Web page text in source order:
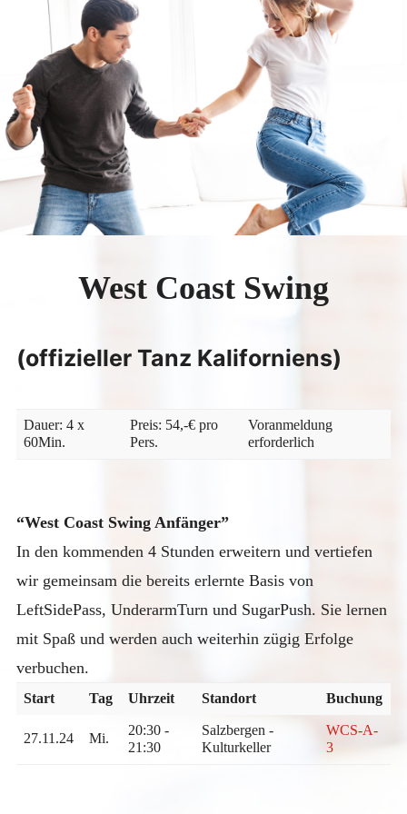
SPEZIAL / WORKSHOP
West Coast Swing
(offizieller Tanz Kaliforniens)
Dauer: 4 x
60Min.
Preis: 54,-€ pro
Pers.
Voranmeldung
erforderlich
“West Coast Swing Anfänger”
In den kommenden 4 Stunden erweitern und vertiefen
wir gemeinsam die bereits erlernte Basis von
LeftSidePass, UnderarmTurn und SugarPush. Sie lernen
mit Spaß und werden auch weiterhin zügig Erfolge
verbuchen.
Start Tag Uhrzeit Standort Buchung
27.11.24 Mi.
20:30 -
21:30
Salzbergen -
Kulturkeller
WCS-A-
3